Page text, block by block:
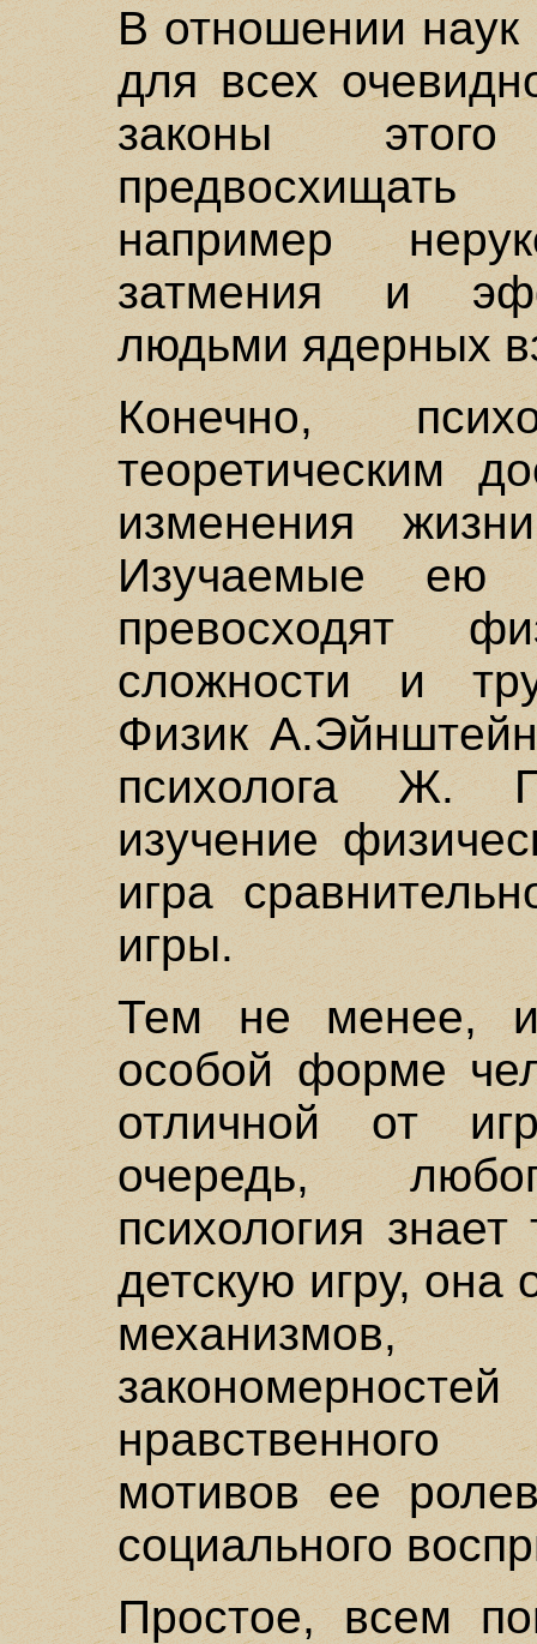
В отношении
для всех
законы
например
затмения и
людьми ядерных
Конечно,
теоретическим
изменения
Изучаемые ею
превосходят
сложности и
Физик
психолога Ж.
изучение
игра
игры.
Тем не менее,
особой форме
отличной от
очередь,
психология
детскую игру, она
мотивов ее
социального
Простое, всем